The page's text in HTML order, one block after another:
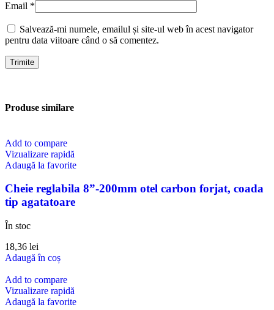
Email *
Salvează-mi numele, emailul și site-ul web în acest navigator
pentru data viitoare când o să comentez.
Produse similare
Add to compare
Vizualizare rapidă
Adaugă la favorite
Cheie reglabila 8”-200mm otel carbon forjat, coada
tip agatatoare
În stoc
18,36 lei
Adaugă în coș
Add to compare
Vizualizare rapidă
Adaugă la favorite